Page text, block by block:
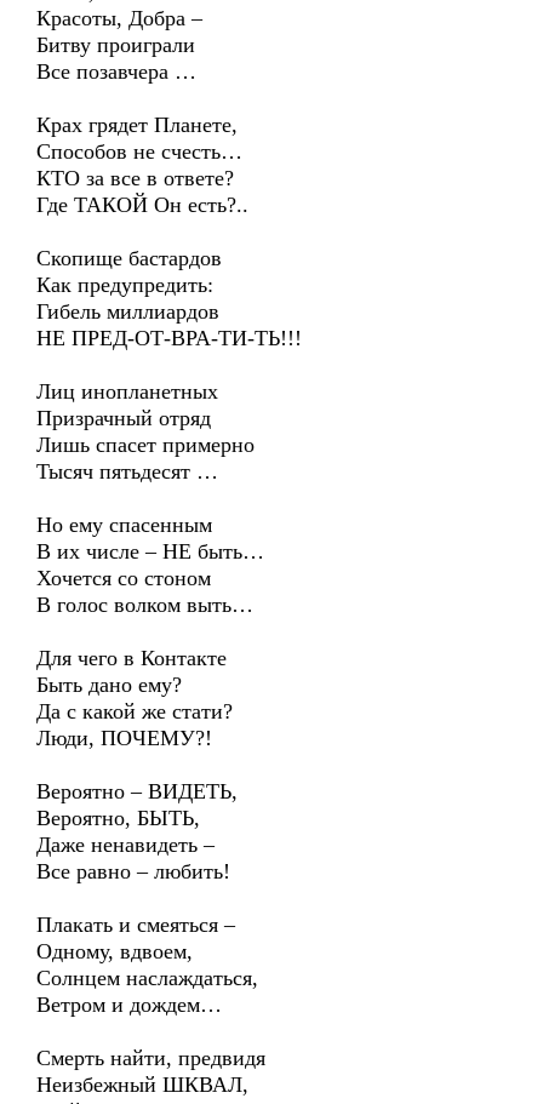
Красоты, Добра –
Битву проиграли
Все позавчера …
Крах грядет Планете,
Способов не счесть…
КТО за все в ответе?
Где ТАКОЙ Он есть?..
Скопище бастардов
Как предупредить:
Гибель миллиардов
НЕ ПРЕД-ОТ-ВРА-ТИ-ТЬ!!!
Лиц инопланетных
Призрачный отряд
Лишь спасет примерно
Тысяч пятьдесят …
Но ему спасенным
В их числе – НЕ быть…
Хочется со стоном
В голос волком выть…
Для чего в Контакте
Быть дано ему?
Да с какой же стати?
Люди, ПОЧЕМУ?!
Вероятно – ВИДЕТЬ,
Вероятно, БЫТЬ,
Даже ненавидеть –
Все равно – любить!
Плакать и смеяться –
Одному, вдвоем,
Солнцем наслаждаться,
Ветром и дождем…
Смерть найти, предвидя
Неизбежный ШКВАЛ,